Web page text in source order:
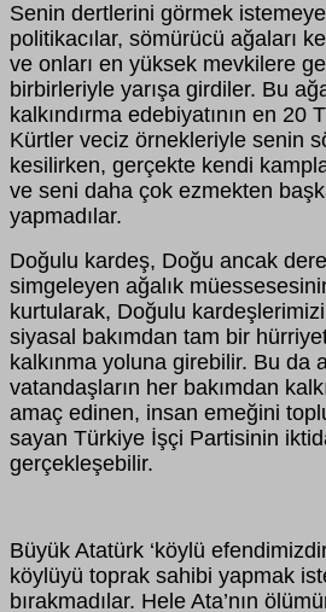
Senin dertlerini görmek
politikacılar, sömürücü ağaları
ve onları en yüksek mevkilere
birbirleriyle yarışa girdiler. Bu
kalkındırma edebiyatının en 20
Kürtler veciz örnekleriyle senin
kesilirken, gerçekte kendi
ve seni daha çok ezmekten
yapmadılar.
Doğulu kardeş, Doğu ancak
simgeleyen ağalık
kurtularak, Doğulu
siyasal bakımdan tam bir
kalkınma yoluna girebilir. Bu da
vatandaşların her bakımdan
amaç edinen, insan emeğini
sayan Türkiye İşçi Partisinin
gerçekleşebilir.
Büyük Atatürk ‘köylü
köylüyü toprak sahibi yapmak
bırakmadılar. Hele Ata’nın